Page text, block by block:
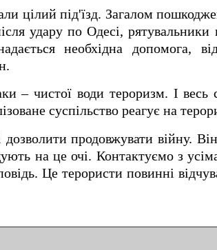
цілий під'їзд. Загалом
удару по Одесі,
необхідна допомога,
– чистої води тероризм. І
суспільство реагує на
продовжувати війну. Він
на це очі. Контактуємо з
Це терористи повинні